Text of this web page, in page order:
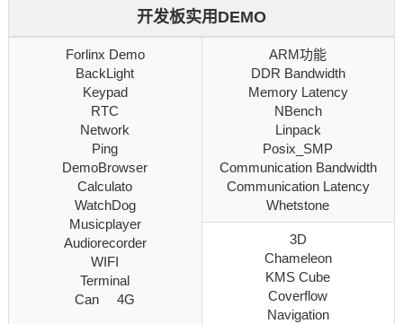
开发板实用DEMO
Forlinx Demo
BackLight
Keypad
RTC
Network
Ping
DemoBrowser
Calculato
WatchDog
Musicplayer
Audiorecorder
WIFI
Terminal
Can 4G
ARM功能
DDR Bandwidth
Memory Latency
NBench
Linpack
Posix_SMP
Communication Bandwidth
Communication Latency
Whetstone
3D
Chameleon
KMS Cube
Coverflow
Navigation